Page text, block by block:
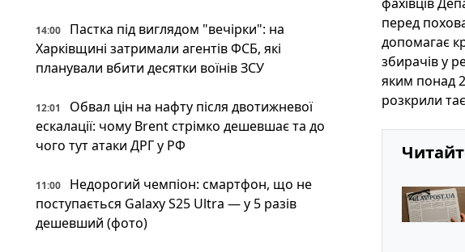
14:00
Пастка під виглядом "вечірки": на
Харківщині затримали агентів ФСБ, які
планували вбити десятки воїнів ЗСУ
12:01
Обвал цін на нафту після двотижневої
ескалації: чому Brent стрімко дешевшає та до
чого тут атаки ДРГ у РФ
11:00
Недорогий чемпіон: смартфон, що не
поступається Galaxy S25 Ultra — у 5 разів
дешевший (фото)
перед
допомагає
збирачів у
яким понад
розкрили